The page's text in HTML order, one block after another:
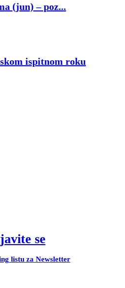
(jun) – poz...
ispitnom roku
se
listu za Newsletter